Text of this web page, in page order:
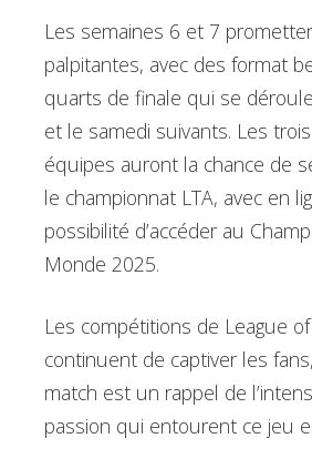
Les semaines 6 et 7
palpitantes, avec des format
quarts de finale qui se
et le samedi suivants. Les
équipes auront la chance de
le championnat LTA, avec en
possibilité d’accéder au
Monde 2025.
Les compétitions de League
continuent de captiver les
match est un rappel de
passion qui entourent ce jeu